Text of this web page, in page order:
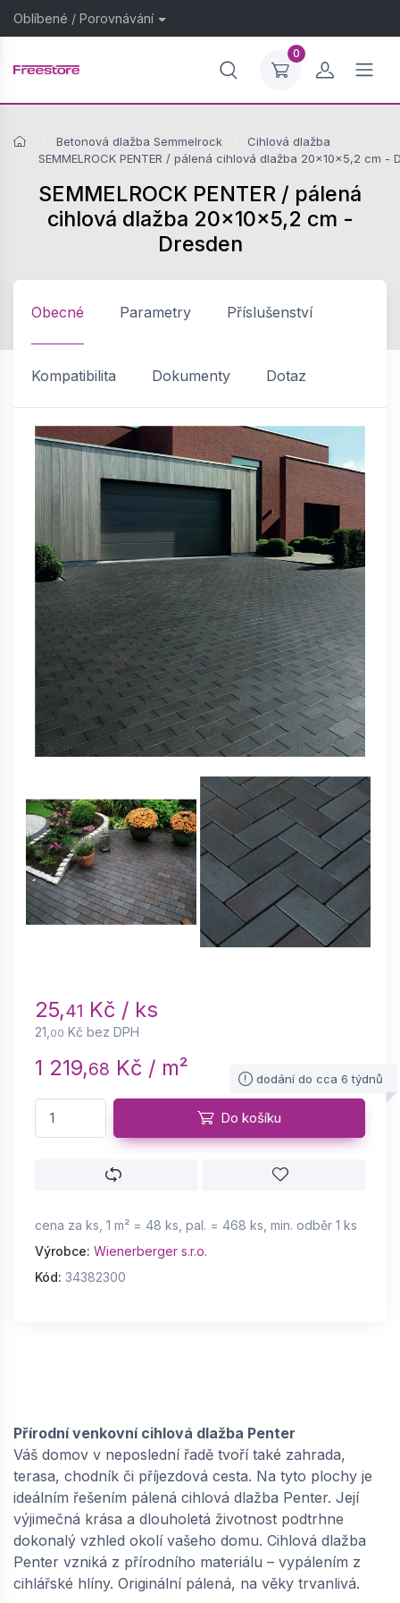
Oblíbené / Porovnávání
0
Betonová dlažba Semmelrock
Cihlová dlažba
SEMMELROCK PENTER / pálená cihlová dlažba 20x10x5,2 cm -
SEMMELROCK PENTER / pálená
cihlová dlažba 20x10x5,2 cm -
Dresden
Obecné Parametry Příslušenství
Kompatibilita Dokumenty Dotaz
25,41 Kč / ks
21, 00 Kč bez DPH
1 219,68 Kč / m² dodání do cca 6 týdnů
Do košíku
cena za ks, 1 m² = 48 ks, pal. = 468 ks, min. odběr 1 ks
Výrobce: Wienerberger s.r.o.
Kód: 34382300
Přírodní venkovní cihlová dlažba Penter
Váš domov v neposlední řadě tvoří také zahrada,
terasa, chodník či příjezdová cesta. Na tyto plochy je
ideálním řešením pálená cihlová dlažba Penter. Její
výjimečná krása a dlouholetá životnost podtrhne
dokonalý vzhled okolí vašeho domu. Cihlová dlažba
Penter vzniká z přírodního materiálu – vypálením z
cihlářské hlíny. Originální pálená, na věky trvanlivá.